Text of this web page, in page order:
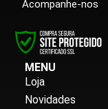
Acompanhe-nos
MENU
Loja
Novidades